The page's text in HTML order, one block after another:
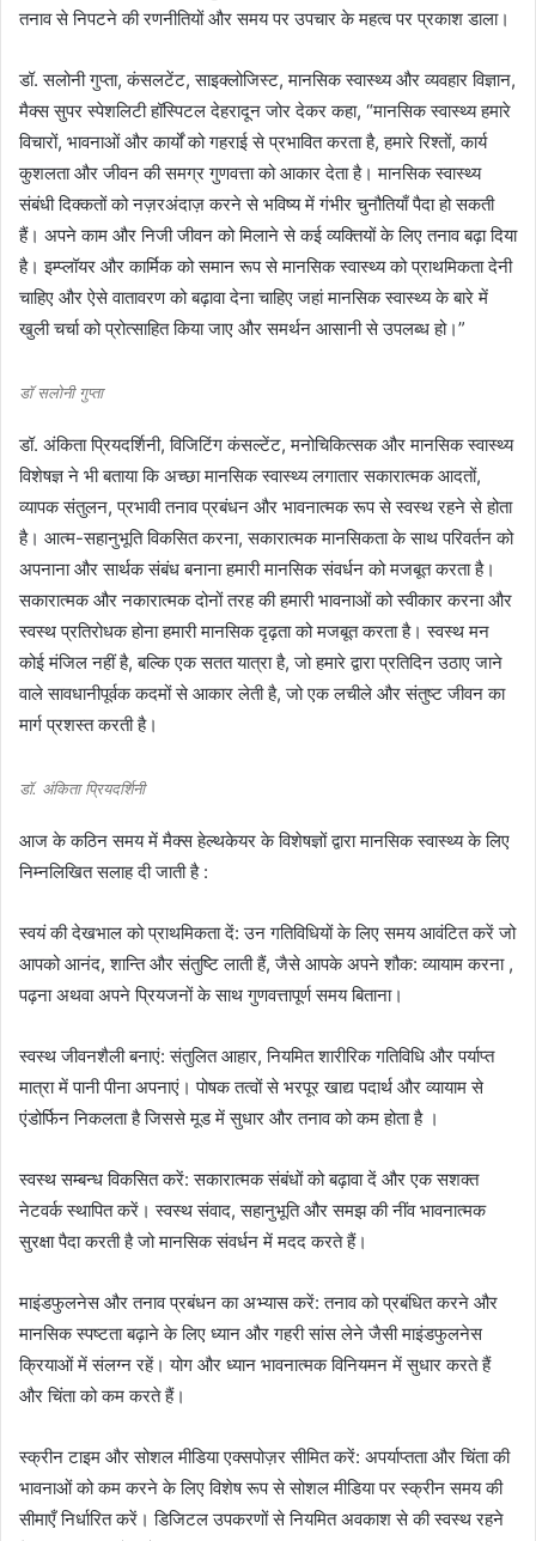
तनाव से निपटने की रणनीतियों और समय पर उपचार के महत्व पर प्रकाश डाला।
डॉ. सलोनी गुप्ता, कंसलटेंट, साइक्लोजिस्ट, मानसिक स्वास्थ्य और व्यवहार विज्ञान,
मैक्स सुपर स्पेशलिटी हॉस्पिटल देहरादून जोर देकर कहा, “मानसिक स्वास्थ्य हमारे
विचारों, भावनाओं और कार्यों को गहराई से प्रभावित करता है, हमारे रिश्तों, कार्य
कुशलता और जीवन की समग्र गुणवत्ता को आकार देता है। मानसिक स्वास्थ्य
संबंधी दिक्कतों को नज़रअंदाज़ करने से भविष्य में गंभीर चुनौतियाँ पैदा हो सकती
हैं। अपने काम और निजी जीवन को मिलाने से कई व्यक्तियों के लिए तनाव बढ़ा दिया
है। इम्प्लॉयर और कार्मिक को समान रूप से मानसिक स्वास्थ्य को प्राथमिकता देनी
चाहिए और ऐसे वातावरण को बढ़ावा देना चाहिए जहां मानसिक स्वास्थ्य के बारे में
खुली चर्चा को प्रोत्साहित किया जाए और समर्थन आसानी से उपलब्ध हो।”
डॉ सलोनी गुप्ता
डॉ. अंकिता प्रियदर्शिनी, विजिटिंग कंसल्टेंट, मनोचिकित्सक और मानसिक स्वास्थ्य
विशेषज्ञ ने भी बताया कि अच्छा मानसिक स्वास्थ्य लगातार सकारात्मक आदतों,
व्यापक संतुलन, प्रभावी तनाव प्रबंधन और भावनात्मक रूप से स्वस्थ रहने से होता
है। आत्म-सहानुभूति विकसित करना, सकारात्मक मानसिकता के साथ परिवर्तन को
अपनाना और सार्थक संबंध बनाना हमारी मानसिक संवर्धन को मजबूत करता है।
सकारात्मक और नकारात्मक दोनों तरह की हमारी भावनाओं को स्वीकार करना और
स्वस्थ प्रतिरोधक होना हमारी मानसिक दृढ़ता को मजबूत करता है। स्वस्थ मन
कोई मंजिल नहीं है, बल्कि एक सतत यात्रा है, जो हमारे द्वारा प्रतिदिन उठाए जाने
वाले सावधानीपूर्वक कदमों से आकार लेती है, जो एक लचीले और संतुष्ट जीवन का
मार्ग प्रशस्त करती है।
डॉ. अंकिता प्रियदर्शिनी
आज के कठिन समय में मैक्स हेल्थकेयर के विशेषज्ञों द्वारा मानसिक स्वास्थ्य के लिए
निम्नलिखित सलाह दी जाती है :
स्वयं की देखभाल को प्राथमिकता दें: उन गतिविधियों के लिए समय आवंटित करें जो
आपको आनंद, शान्ति और संतुष्टि लाती हैं, जैसे आपके अपने शौक: व्यायाम करना ,
पढ़ना अथवा अपने प्रियजनों के साथ गुणवत्तापूर्ण समय बिताना।
स्वस्थ जीवनशैली बनाएं: संतुलित आहार, नियमित शारीरिक गतिविधि और पर्याप्त
मात्रा में पानी पीना अपनाएं। पोषक तत्वों से भरपूर खाद्य पदार्थ और व्यायाम से
एंडोर्फिन निकलता है जिससे मूड में सुधार और तनाव को कम होता है ।
स्वस्थ सम्बन्ध विकसित करें: सकारात्मक संबंधों को बढ़ावा दें और एक सशक्त
नेटवर्क स्थापित करें। स्वस्थ संवाद, सहानुभूति और समझ की नींव भावनात्मक
सुरक्षा पैदा करती है जो मानसिक संवर्धन में मदद करते हैं।
माइंडफुलनेस और तनाव प्रबंधन का अभ्यास करें: तनाव को प्रबंधित करने और
मानसिक स्पष्टता बढ़ाने के लिए ध्यान और गहरी सांस लेने जैसी माइंडफुलनेस
क्रियाओं में संलग्न रहें। योग और ध्यान भावनात्मक विनियमन में सुधार करते हैं
और चिंता को कम करते हैं।
स्क्रीन टाइम और सोशल मीडिया एक्सपोज़र सीमित करें: अपर्याप्तता और चिंता की
भावनाओं को कम करने के लिए विशेष रूप से सोशल मीडिया पर स्क्रीन समय की
सीमाएँ निर्धारित करें। डिजिटल उपकरणों से नियमित अवकाश से की स्वस्थ रहने